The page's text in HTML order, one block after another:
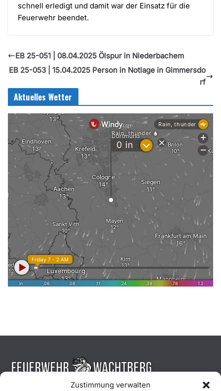
Zustimmung verwalten
schnell erledigt und damit war der Einsatz für die
Feuerwehr beendet.
EB 25-051 | 08.04.2025 Ölspur in Niederbachem
EB 25-053 | 15.04.2025 Person in Notlage in Gimmersdo
rf
Aktuelles Wetter